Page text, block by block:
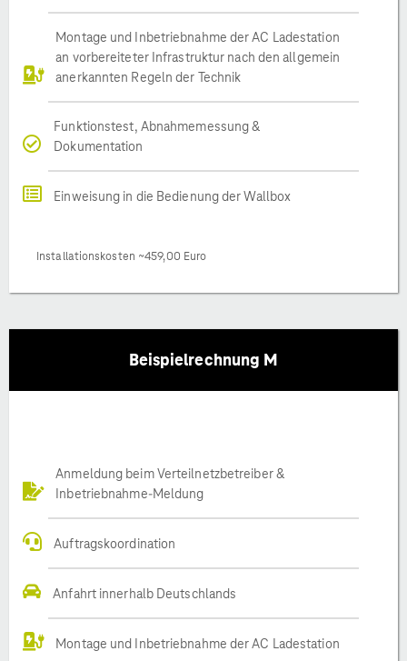
Montage und Inbetriebnahme der AC Ladestation
an vorbereiteter Infrastruktur nach den allgemein
anerkannten Regeln der Technik
Funktionstest, Abnahmemessung &
Dokumentation
Einweisung in die Bedienung der Wallbox
Installationskosten ~459,00 Euro
Beispielrechnung M
Anmeldung beim Verteilnetzbetreiber &
Inbetriebnahme-Meldung
Auftragskoordination
Anfahrt innerhalb Deutschlands
Montage und Inbetriebnahme der AC Ladestation